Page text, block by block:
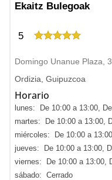
Ekaitz Bulegoak
5
Domingo Unanue Plaza,
Ordizia, Guipuzcoa
Horario
lunes: De 10:00 a 13:00,
martes: De 10:00 a 13:00,
miércoles: De 10:00 a
jueves: De 10:00 a 13:00,
viernes: De 10:00 a 13:00,
sábado: Cerrado